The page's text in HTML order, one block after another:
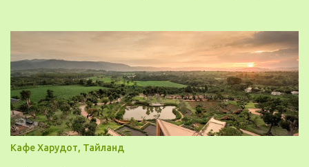
Кафе Харудот, Тайланд